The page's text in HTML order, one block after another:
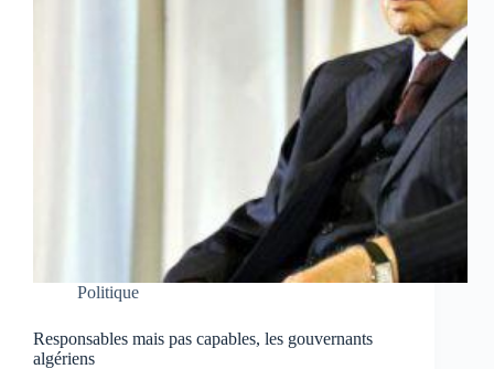
Politique
Responsables mais pas capables, les gouvernants
algériens